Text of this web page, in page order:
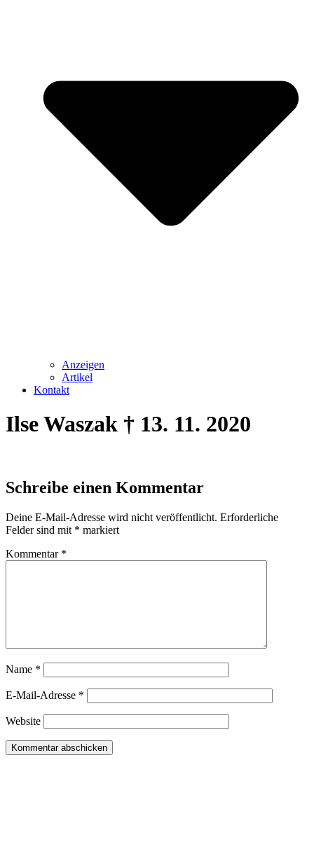
Anzeigen
Artikel
Kontakt
Ilse Waszak † 13. 11. 2020
Schreibe einen Kommentar
Deine E-Mail-Adresse wird nicht veröffentlicht. Erforderliche
Felder sind mit * markiert
Kommentar *
Name *
E-Mail-Adresse *
Website